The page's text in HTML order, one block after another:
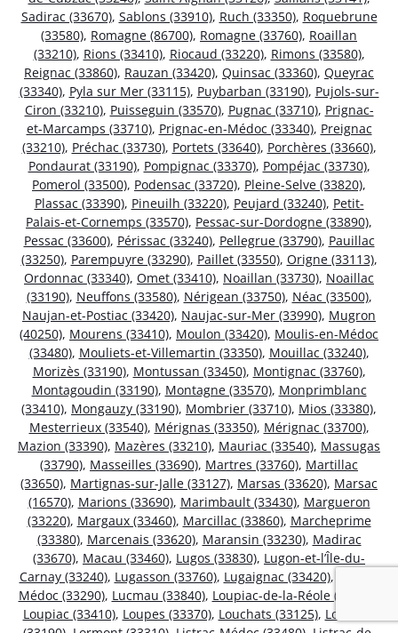
Sadirac (33670), Sablons (33910), Ruch (33350), Roquebrune
(33580), Romagne (86700), Romagne (33760), Roaillan
(33210), Rions (33410), Riocaud (33220), Rimons (33580),
Reignac (33860), Rauzan (33420), Quinsac (33360), Queyrac
(33340), Pyla sur Mer (33115), Puybarban (33190), Pujols-sur-
Ciron (33210), Puisseguin (33570), Pugnac (33710), Prignac-
et-Marcamps (33710), Prignac-en-Médoc (33340), Preignac
(33210), Préchac (33730), Portets (33640), Porchères (33660),
Pondaurat (33190), Pompignac (33370), Pompéjac (33730),
Pomerol (33500), Podensac (33720), Pleine-Selve (33820),
Plassac (33390), Pineuilh (33220), Peujard (33240), Petit-
Palais-et-Cornemps (33570), Pessac-sur-Dordogne (33890),
Pessac (33600), Périssac (33240), Pellegrue (33790), Pauillac
(33250), Parempuyre (33290), Paillet (33550), Origne (33113),
Ordonnac (33340), Omet (33410), Noaillan (33730), Noaillac
(33190), Neuffons (33580), Nérigean (33750), Néac (33500),
Naujan-et-Postiac (33420), Naujac-sur-Mer (33990), Mugron
(40250), Mourens (33410), Moulon (33420), Moulis-en-Médoc
(33480), Mouliets-et-Villemartin (33350), Mouillac (33240),
Morizès (33190), Montussan (33450), Montignac (33760),
Montagoudin (33190), Montagne (33570), Monprimblanc
(33410), Mongauzy (33190), Mombrier (33710), Mios (33380),
Mesterrieux (33540), Mérignas (33350), Mérignac (33700),
Mazion (33390), Mazères (33210), Mauriac (33540), Massugas
(33790), Masseilles (33690), Martres (33760), Martillac
(33650), Martignas-sur-Jalle (33127), Marsas (33620), Marsac
(16570), Marions (33690), Marimbault (33430), Margueron
(33220), Margaux (33460), Marcillac (33860), Marcheprime
(33380), Marcenais (33620), Maransin (33230), Madirac
(33670), Macau (33460), Lugos (33830), Lugon-et-l’Île-du-
Carnay (33240), Lugasson (33760), Lugaignac (33420),
Médoc (33290), Lucmau (33840), Loupiac-de-la-Réole (33190)
Loupiac (33410), Loupes (33370), Louchats (33125), Loubens